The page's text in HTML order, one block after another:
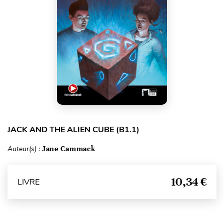
JACK AND THE ALIEN CUBE (B1.1)
Auteur(s) : Jane Cammack
LIVRE 10,34 €